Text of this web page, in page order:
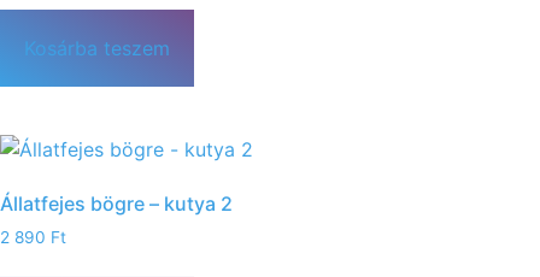
Kosárba teszem
Állatfejes bögre – kutya 2
2 890 Ft